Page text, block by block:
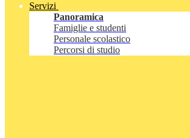
Servizi
Panoramica
Famiglie e studenti
Personale scolastico
Percorsi di studio